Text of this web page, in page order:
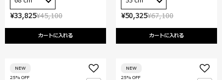
¥45,100
¥33,825
カートに入れる
¥67,100
¥50,325
カートに入れる
25% OFF
NEW
25% OFF
NEW